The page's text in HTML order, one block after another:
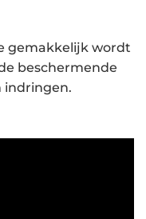
gemakkelijk wordt
beschermende
indringen.